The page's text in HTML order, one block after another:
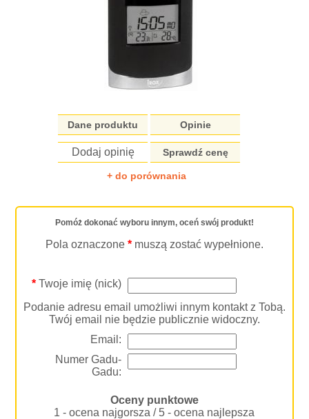
Dane produktu Opinie
Dodaj opinię Sprawdź cenę
+ do porównania
Pomóż dokonać wyboru innym, oceń swój produkt!
Pola oznaczone * muszą zostać wypełnione.
*Twoje imię (nick)
Podanie adresu email umożliwi innym kontakt z Tobą.
Twój email nie będzie publicznie widoczny.
Email:
Numer Gadu-
Gadu:
Oceny punktowe
1 - ocena najgorsza / 5 - ocena najlepsza